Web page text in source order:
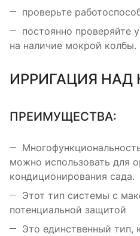
проверьте
постоянно проверяйте
на наличие мокрой колбы.
ИРРИГАЦИЯ НАД
ПРЕИМУЩЕСТВА:
можно использовать для
кондиционирования сада.
Этот тип системы с
потенциальной защитой
Это единственный тип,